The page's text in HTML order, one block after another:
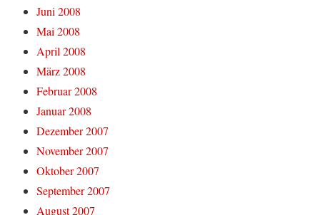
Juni 2008
Mai 2008
April 2008
März 2008
Februar 2008
Januar 2008
Dezember 2007
November 2007
Oktober 2007
September 2007
August 2007